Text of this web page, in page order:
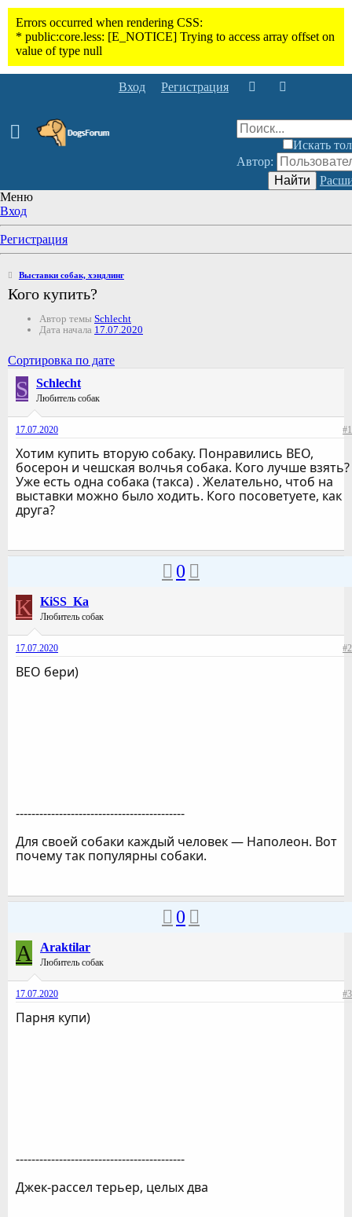
Вход Регистрация
Искать
Автор:
Найти
Меню
Вход
Регистрация
Выставки собак, хэндлинг
Кого купить?
Автор темы Schlecht
Дата начала 17.07.2020
Сортировка по дате
S Schlecht
Любитель собак
17.07.2020 #1
Хотим купить вторую собаку. Понравились ВЕО,
босерон и чешская волчья собака. Кого лучше взять?
Уже есть одна собака (такса) . Желательно, чтоб на
выставки можно было ходить. Кого посоветуете, как
друга?
0
K KiSS_Ka
Любитель собак
17.07.2020 #2
ВЕО бери)
-------------------------------------------
Для своей собаки каждый человек — Наполеон. Вот
почему так популярны собаки.
0
A Araktilar
Любитель собак
17.07.2020 #3
Парня купи)
-------------------------------------------
Джек-рассел терьер, целых два